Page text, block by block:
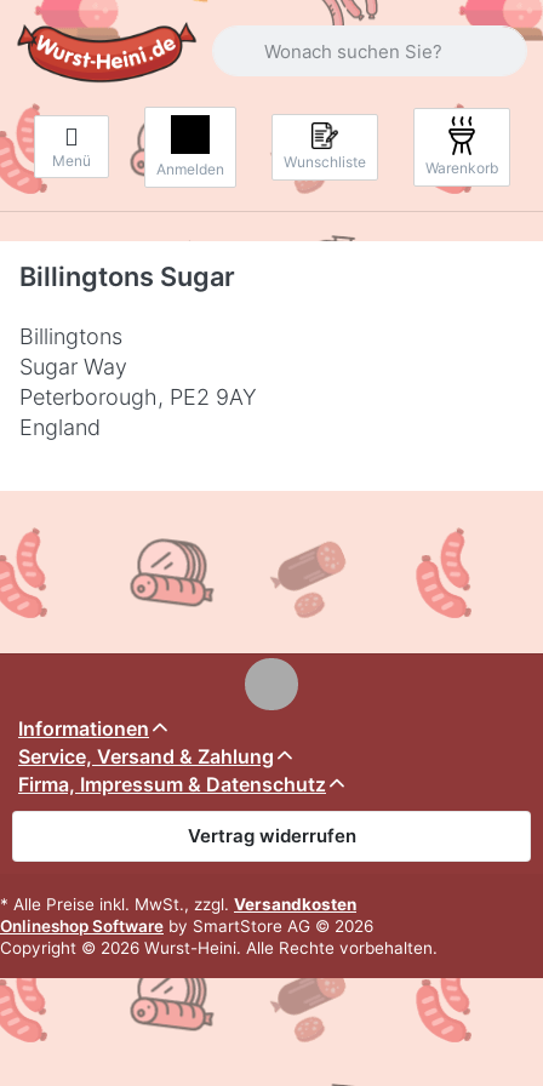
Geben Sie einen Suchbegriff ein.
Menü Anmelden Wunschliste Warenkorb
Billingtons Sugar
Billingtons
Sugar Way
Peterborough, PE2 9AY
England
Informationen
Service, Versand & Zahlung
Firma, Impressum & Datenschutz
Vertrag widerrufen
* Alle Preise inkl. MwSt., zzgl. Versandkosten
Onlineshop Software by SmartStore AG © 2026
Copyright © 2026 Wurst-Heini. Alle Rechte vorbehalten.